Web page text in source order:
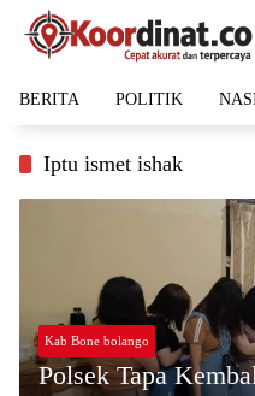
Langsung
BERITA POLITIK
Iptu ismet ishak
Kab Bone bolango
Polsek Tapa